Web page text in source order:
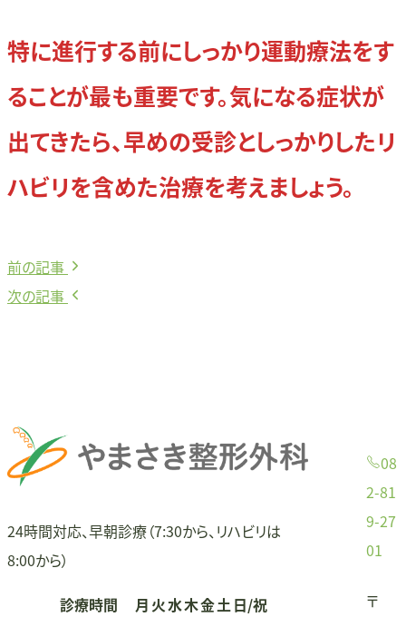
特に進行する前にしっかり運動療法をす
ることが最も重要です。気になる症状が
出てきたら、早めの受診としっかりしたリ
ハビリを含めた治療を考えましょう。
投
ゲ
ー
シ
前の記事 前
の
次の記事 次
24時間対応、早朝診療（7:30から、リハビリは
8:00から）
診療時間 月 火水木金土日/祝
08
2-81
9-27
01
〒